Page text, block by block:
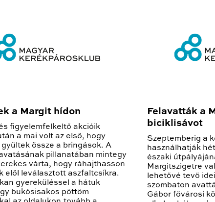
a Margit hídon
figyelemfelkeltő akcióik
a mai volt az első, hogy
össze a bringások. A
pillanatában mintegy
várta, hogy ráhajthasson
elől leválasztott aszfaltcsíkra.
gyereküléssel a hátuk
bukósisakos pöttöm
Felavatták a
biciklisávot
Szeptemberig a
használhatják
északi
Margitszigetre
lehetővé tevő
szombaton
Gábor fővárosi